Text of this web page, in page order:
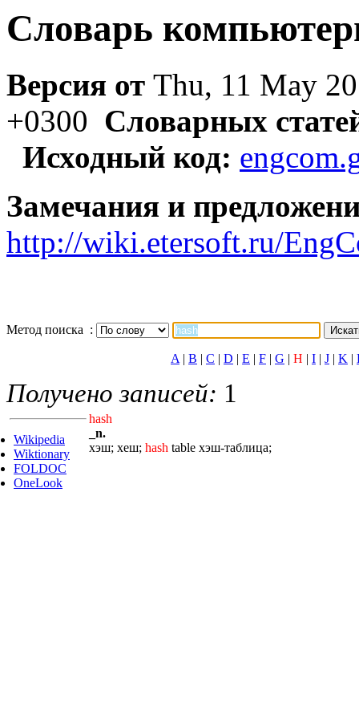
Словарь
Версия от Thu, 11 May
+0300 Словарных
Исходный код:
Замечания и
http://wiki.etersoft.ru/
Метод поиска :
A| B | C | D | E | F | G | H | I | J | K |
Получено записей: 1
Wikipedia
Wiktionary
FOLDOC
OneLook
hash
_n.
хэш; хеш; hash table хэш-таблица;